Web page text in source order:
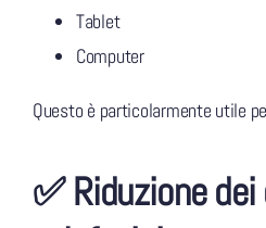
Tablet
Computer
Questo è particolarmente utile
✅ Riduzione